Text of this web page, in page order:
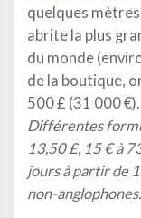
quelques
abrite la plus
du monde
de la boutique,
500 £ (31 000
Différentes
13,50 £, 15 € à
jours à partir de
non-anglophones.